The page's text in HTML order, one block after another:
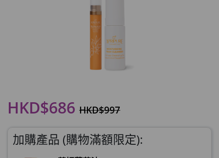
HKD$686 HKD$997
加購產品 (購物滿額限定):